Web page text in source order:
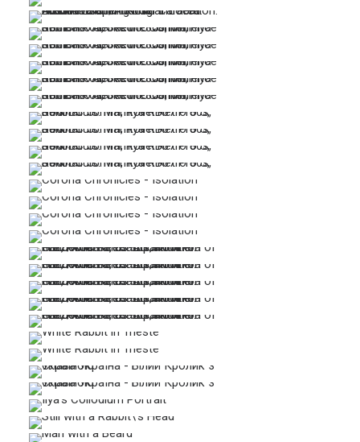
…
…
…
…
…
…
…
…
…
…
…
…
…
…
…
…
…
…
…
…
…
…
…
…
…
…